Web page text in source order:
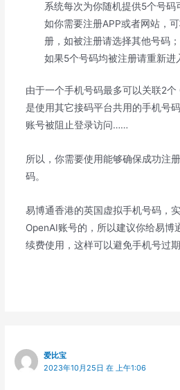
系统每次为你随机提供5个号码
如你需要注册APP或者网站，
册，如被注册请选择其他号码；
如果5个号码均被注册请重新进
由于一个手机号码最多可以关联2个
是使用其它接码平台共用的手机号
账号被阻止登录访问……
所以，你需要使用能够确保成功注
码。
易博通香港的英国虚拟手机号码，
OpenAI账号的，所以建议你给易博
续费使用，这样可以避免手机号过
爱比宝
2023年10月25日 在 上午1:06